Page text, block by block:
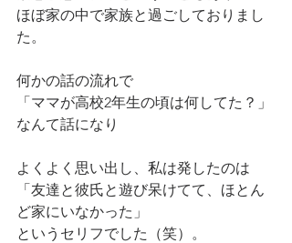
ほぼ家の中で家族と過ごしておりまし
た。
何かの話の流れで
「ママが高校2年生の頃は何してた？」
なんて話になり
よくよく思い出し、私は発したのは
「友達と彼氏と遊び呆けてて、ほとん
ど家にいなかった」
というセリフでした（笑）。